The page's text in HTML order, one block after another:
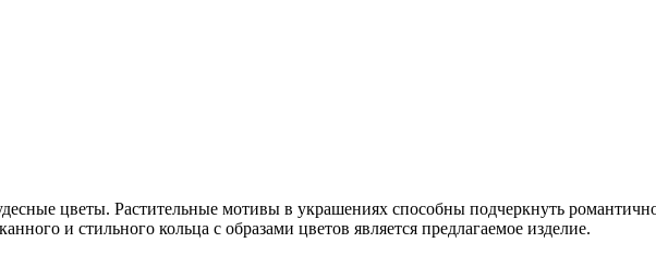
цветы. Растительные мотивы в украшениях способны подчеркнуть
и стильного кольца с образами цветов является предлагаемое изделие.